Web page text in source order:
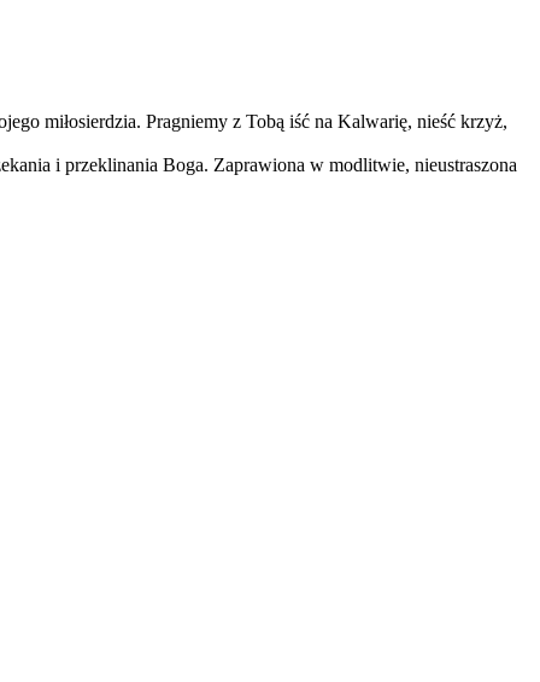
miłosierdzia. Pragniemy z Tobą iść na Kalwarię, nieść krzyż,
i przeklinania Boga. Zaprawiona w modlitwie, nieustraszona